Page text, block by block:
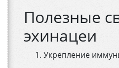
Полезные
эхинацеи
Укрепление